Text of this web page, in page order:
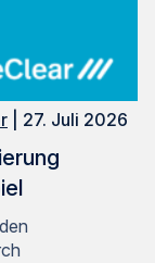
| 27. Juli 2026